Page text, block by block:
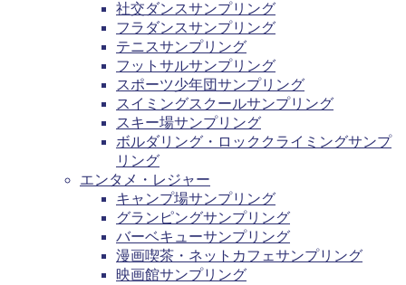
社交ダンスサンプリング
フラダンスサンプリング
テニスサンプリング
フットサルサンプリング
スポーツ少年団サンプリング
スイミングスクールサンプリング
スキー場サンプリング
ボルダリング・ロッククライミングサンプ
リング
エンタメ・レジャー
キャンプ場サンプリング
グランピングサンプリング
バーベキューサンプリング
漫画喫茶・ネットカフェサンプリング
映画館サンプリング